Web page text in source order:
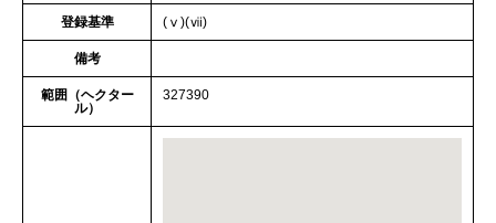
登録基準 (ⅴ)(ⅶ)
備考
範囲（ヘクター
ル）
327390